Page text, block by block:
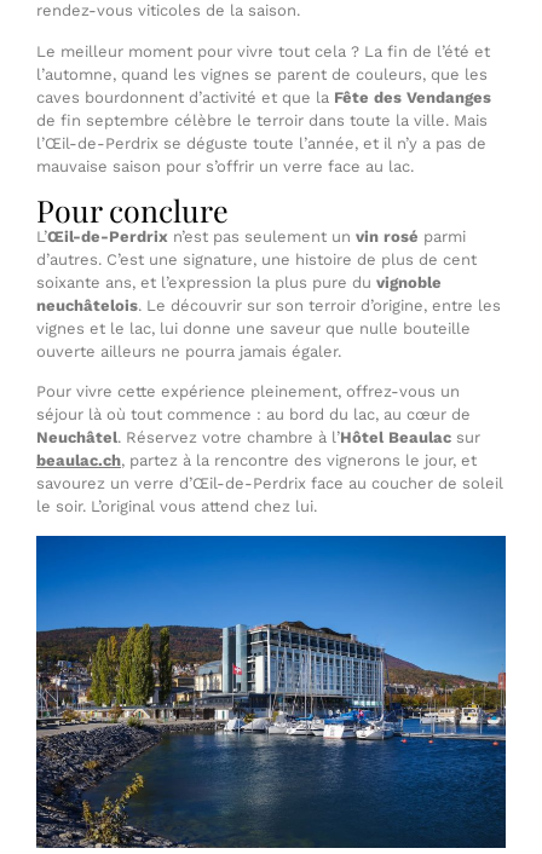
rendez-vous viticoles de la saison.
Le meilleur moment pour vivre tout cela ? La fin de l’été et
l’automne, quand les vignes se parent de couleurs, que les
caves bourdonnent d’activité et que la Fête des Vendanges
de fin septembre célèbre le terroir dans toute la ville. Mais
l’Œil-de-Perdrix se déguste toute l’année, et il n’y a pas de
mauvaise saison pour s’offrir un verre face au lac.
Pour conclure
L’Œil-de-Perdrix n’est pas seulement un vin rosé parmi
d’autres. C’est une signature, une histoire de plus de cent
soixante ans, et l’expression la plus pure du vignoble
neuchâtelois. Le découvrir sur son terroir d’origine, entre les
vignes et le lac, lui donne une saveur que nulle bouteille
ouverte ailleurs ne pourra jamais égaler.
Pour vivre cette expérience pleinement, offrez-vous un
séjour là où tout commence : au bord du lac, au cœur de
Neuchâtel. Réservez votre chambre à l’Hôtel Beaulac sur
beaulac.ch, partez à la rencontre des vignerons le jour, et
savourez un verre d’Œil-de-Perdrix face au coucher de soleil
le soir. L’original vous attend chez lui.